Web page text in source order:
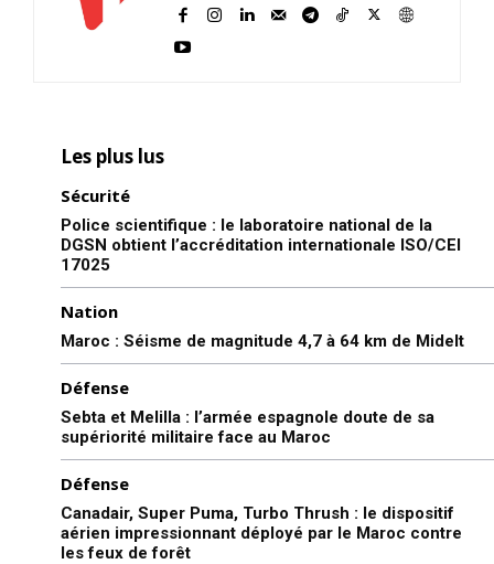
Les plus lus
Sécurité
Police scientifique : le laboratoire national de la
DGSN obtient l’accréditation internationale ISO/CEI
17025
Nation
Maroc : Séisme de magnitude 4,7 à 64 km de Midelt
Défense
Sebta et Melilla : l’armée espagnole doute de sa
supériorité militaire face au Maroc
Défense
Canadair, Super Puma, Turbo Thrush : le dispositif
aérien impressionnant déployé par le Maroc contre
les feux de forêt